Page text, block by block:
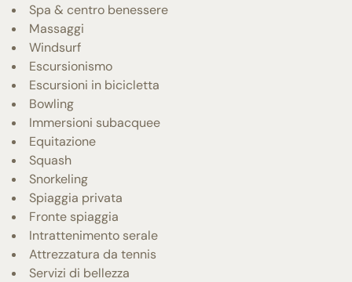
Spa & centro benessere
Massaggi
Windsurf
Escursionismo
Escursioni in bicicletta
Bowling
Immersioni subacquee
Equitazione
Squash
Snorkeling
Spiaggia privata
Fronte spiaggia
Intrattenimento serale
Attrezzatura da tennis
Servizi di bellezza